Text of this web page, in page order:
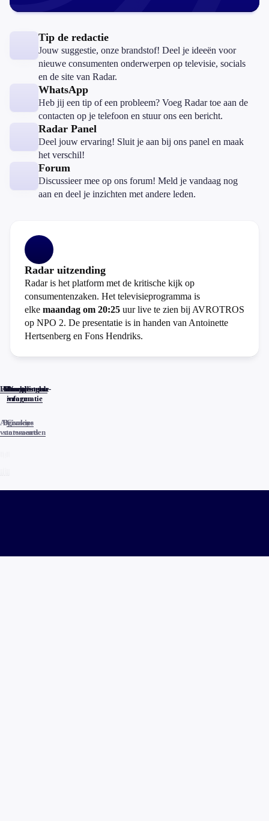
Tip de redactie
Jouw suggestie, onze brandstof! Deel je ideeën voor
nieuwe consumenten onderwerpen op televisie, socials
en de site van Radar.
WhatsApp
Heb jij een tip of een probleem? Voeg Radar toe aan de
contacten op je telefoon en stuur ons een bericht.
Radar Panel
Deel jouw ervaring! Sluit je aan bij ons panel en maak
het verschil!
Forum
Discussieer mee op ons forum! Meld je vandaag nog
aan en deel je inzichten met andere leden.
Radar uitzending
Radar is het platform met de kritische kijk op
consumentenzaken. Het televisieprogramma is
elke maandag om 20:25 uur live te zien bij AVROTROS
op NPO 2. De presentatie is in handen van Antoinette
Hertsenberg en Fons Hendriks.
Home
Actueel
Uitzendingen
Reacties
Programma-
informatie
Veelgestelde
vragen
Algemene
voorwaarden
Privacy
statements
Cookies